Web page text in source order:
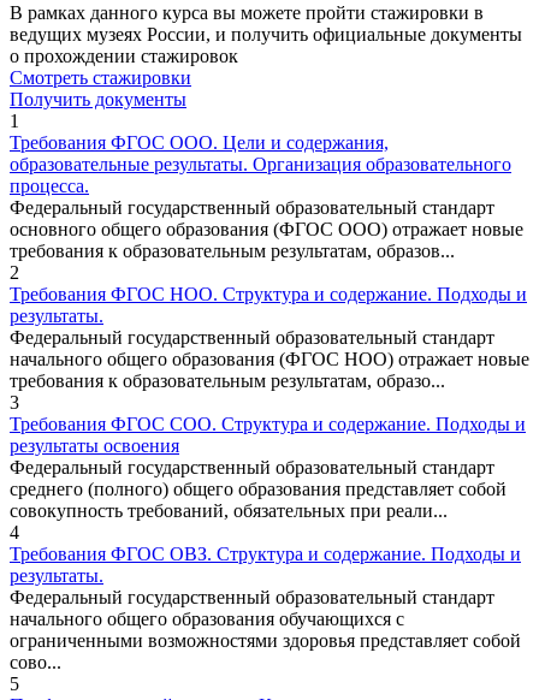
В рамках данного курса вы можете пройти стажировки в
ведущих музеях России, и получить официальные документы
о прохождении стажировок
Смотреть стажировки
Получить документы
1
Требования ФГОС ООО. Цели и содержания,
образовательные результаты. Организация образовательного
процесса.
Федеральный государственный образовательный стандарт
основного общего образования (ФГОС ООО) отражает новые
требования к образовательным результатам, образов...
2
Требования ФГОС НОО. Структура и содержание. Подходы и
результаты.
Федеральный государственный образовательный стандарт
начального общего образования (ФГОС НОО) отражает новые
требования к образовательным результатам, образо...
3
Требования ФГОС СОО. Структура и содержание. Подходы и
результаты освоения
Федеральный государственный образовательный стандарт
среднего (полного) общего образования представляет собой
совокупность требований, обязательных при реали...
4
Требования ФГОС ОВЗ. Структура и содержание. Подходы и
результаты.
Федеральный государственный образовательный стандарт
начального общего образования обучающихся с
ограниченными возможностями здоровья представляет собой
сово...
5